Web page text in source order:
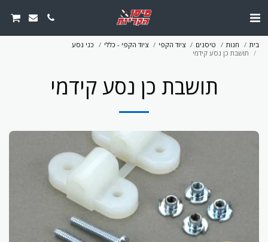
בית חנות טיסנים ציוד הקפי ציוד הקפי - כללי
כני נסע
תושבת כן נסע קידמי
תושבת כן נסע קידמי